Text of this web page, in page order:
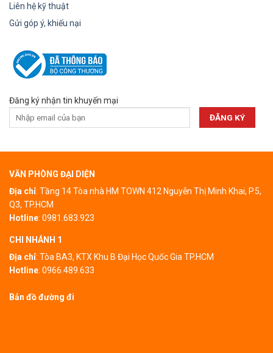
Liên hệ kỹ thuật
Gửi góp ý, khiếu nại
Đăng ký nhận tin khuyến mại
VĂN PHÒNG ĐẠI DIỆN
Địa chỉ: Tầng 14 Tòa nhà HM TOWN 412 Nguyễn Thị Minh Khai, P.5,
Q3, TP.HCM
Hotline: 0981.683.923
CHI NHÁNH 1
Địa chỉ: Tòa BA3, KTX Khu B Đại Học Quốc Gia TP.HCM
Hotline: 0966.489.633
Bản đồ đường đi